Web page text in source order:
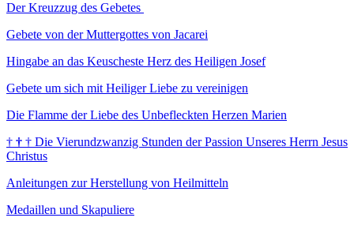
Der Kreuzzug des Gebetes
Gebete von der Muttergottes von Jacarei
Hingabe an das Keuscheste Herz des Heiligen Josef
Gebete um sich mit Heiliger Liebe zu vereinigen
Die Flamme der Liebe des Unbefleckten Herzen Marien
† † † Die Vierundzwanzig Stunden der Passion Unseres Herrn Jesus
Christus
Anleitungen zur Herstellung von Heilmitteln
Medaillen und Skapuliere